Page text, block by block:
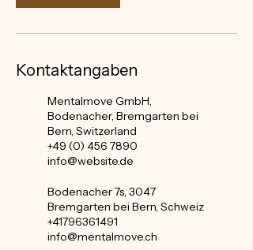
Kontaktangaben
Mentalmove GmbH,
Bodenacher, Bremgarten bei
Bern, Switzerland
+49 (0) 456 7890
info@website.de
Bodenacher 7s, 3047
Bremgarten bei Bern, Schweiz
+41796361491
info@mentalmove.ch